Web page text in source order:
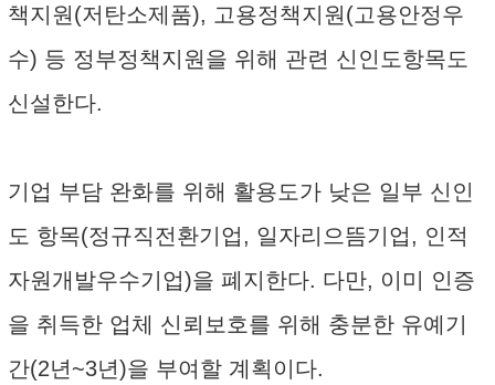
책지원(저탄소제품), 고용정책지원(고용안정우
수) 등 정부정책지원을 위해 관련 신인도항목도
신설한다.
기업 부담 완화를 위해 활용도가 낮은 일부 신인
도 항목(정규직전환기업, 일자리으뜸기업, 인적
자원개발우수기업)을 폐지한다. 다만, 이미 인증
을 취득한 업체 신뢰보호를 위해 충분한 유예기
간(2년~3년)을 부여할 계획이다.